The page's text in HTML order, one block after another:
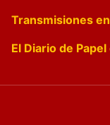
Transmisiones
El Diario de Papel